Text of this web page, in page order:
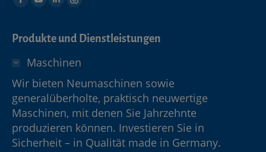
Produkte und Dienstleistungen
Maschinen
Wir bieten Neumaschinen sowie
generalüberholte, praktisch neuwertige
Maschinen, mit denen Sie Jahrzehnte
produzieren können. Investieren Sie in
Sicherheit – in Qualität made in Germany.